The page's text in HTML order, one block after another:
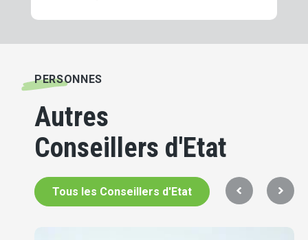
PERSONNES
Autres
Conseillers d'Etat
Tous les Conseillers d'Etat